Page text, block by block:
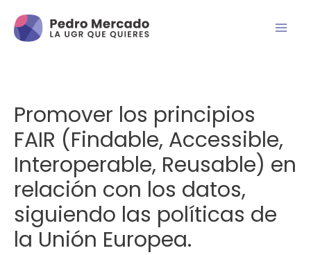
Promover los principios
FAIR (Findable, Accessible,
Interoperable, Reusable) en
relación con los datos,
siguiendo las políticas de
la Unión Europea.